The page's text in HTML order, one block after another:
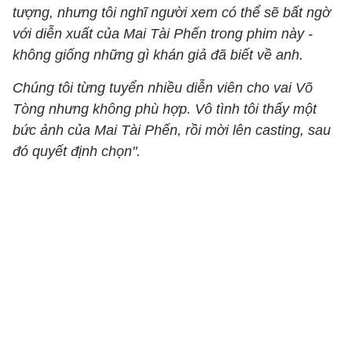
tượng, nhưng tôi nghĩ người xem có thể sẽ bất ngờ
với diễn xuất của Mai Tài Phến trong phim này -
không giống những gì khán giả đã biết về anh.
Chúng tôi từng tuyển nhiều diễn viên cho vai Võ
Tòng nhưng không phù hợp. Vô tình tôi thấy một
bức ảnh của Mai Tài Phến, rồi mời lên casting, sau
đó quyết định chọn".